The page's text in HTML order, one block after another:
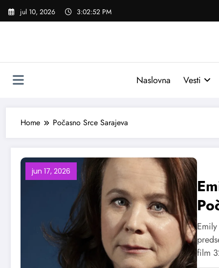
Skoči
jul 10, 2026 3:02:53 PM
Naslovna Vesti
Home Počasno Srce Sarajeva
jun 17, 2026
film